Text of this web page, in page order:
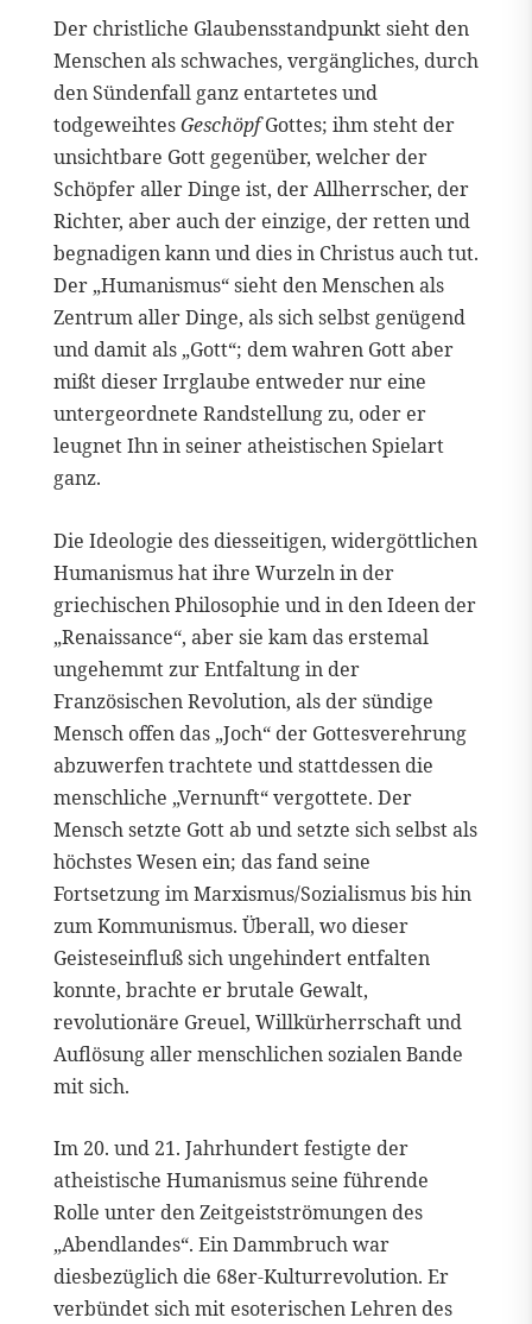
Der christliche Glaubensstandpunkt sieht den
Menschen als schwaches, vergängliches, durch
den Sündenfall ganz entartetes und
todgeweihtesGeschöpfGottes; ihm steht der
unsichtbare Gott gegenüber, welcher der
Schöpfer aller Dinge ist, der Allherrscher, der
Richter, aber auch der einzige, der retten und
begnadigen kann und dies in Christus auch tut.
Der „Humanismus“ sieht den Menschen als
Zentrum aller Dinge, als sich selbst genügend
und damit als „Gott“; dem wahren Gott aber
mißt dieser Irrglaube entweder nur eine
untergeordnete Randstellung zu, oder er
leugnet Ihn in seiner atheistischen Spielart
ganz.
Die Ideologie des diesseitigen, widergöttlichen
Humanismus hat ihre Wurzeln in der
griechischen Philosophie und in den Ideen der
„Renaissance“, aber sie kam das erstemal
ungehemmt zur Entfaltung in der
Französischen Revolution, als der sündige
Mensch offen das „Joch“ der Gottesverehrung
abzuwerfen trachtete und stattdessen die
menschliche „Vernunft“ vergottete. Der
Mensch setzte Gott ab und setzte sich selbst als
höchstes Wesen ein; das fand seine
Fortsetzung im Marxismus/Sozialismus bis hin
zum Kommunismus. Überall, wo dieser
Geisteseinfluß sich ungehindert entfalten
konnte, brachte er brutale Gewalt,
revolutionäre Greuel, Willkürherrschaft und
Auflösung aller menschlichen sozialen Bande
mit sich.
Im 20. und 21. Jahrhundert festigte der
atheistische Humanismus seine führende
Rolle unter den Zeitgeistströmungen des
„Abendlandes“. Ein Dammbruch war
diesbezüglich die 68er-Kulturrevolution. Er
verbündet sich mit esoterischen Lehren des